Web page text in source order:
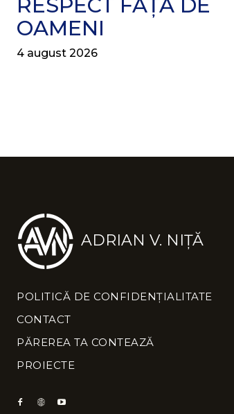
OAMENI
4 august 2026
ADRIAN V. NIȚĂ
POLITICĂ DE CONFIDENȚIALITATE
CONTACT
PĂREREA TA CONTEAZĂ
PROIECTE